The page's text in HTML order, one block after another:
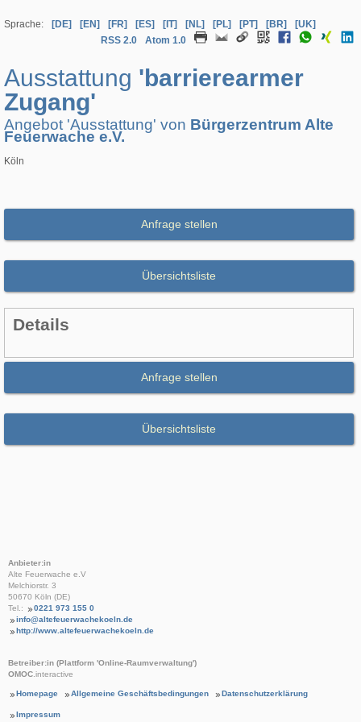
Sprache: [DE] [EN] [FR] [ES] [IT] [NL] [PL] [PT] [BR]
[UK]
RSS 2.0
Atom 1.0
Ausstattung 'barrierearmer
Zugang'
Angebot 'Ausstattung' von Bürgerzentrum Alte
Feuerwache e.V.
Köln
Anfrage stellen
Übersichtsliste
Details
Anfrage stellen
Übersichtsliste
Anbieter:in
Alte Feuerwache e.V
Melchiorstr. 3
50670 Köln (DE)
Tel.:
0221 973 155 0
info@altefeuerwachekoeln.de
http://www.altefeuerwachekoeln.de
Betreiber:in (Plattform 'Online-Raumverwaltung')
OMOC.interactive
Homepage Allgemeine Geschäftsbedingungen Datenschutzerklärung
Impressum